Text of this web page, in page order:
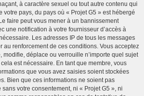
à caractère sexuel ou tout autre contenu qui
votre pays, du pays où « Projet G5 » est hébergé
faire peut vous mener à un bannissement
une notification à votre fournisseur d’accès à
Les adresses IP de tous les messages
au renforcement de ces conditions. Vous acceptez
modifie, déplace ou verrouille n’importe quel sujet
est nécessaire. En tant que membre, vous
que vous avez saisies soient stockées
Bien que ces informations ne soient pas
votre consentement, ni « Projet G5 », ni